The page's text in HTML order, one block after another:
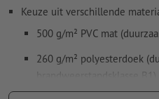
Keuze uit verschillende
500 g/m² PVC mat
260 g/m² polyesterdoek
brandweerstandsklasse B1)